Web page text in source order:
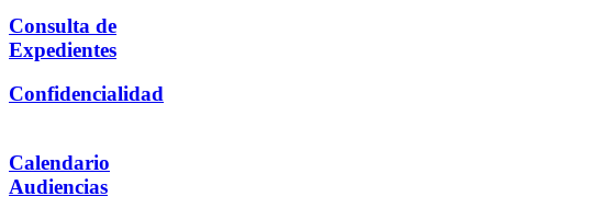
Consulta de
Expedientes
Confidencialidad
Calendario
Audiencias